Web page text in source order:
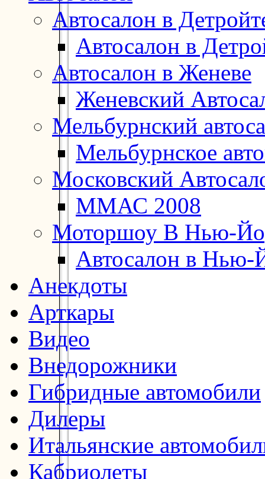
Автосалон в
Автосалон в
Автосалон в Женеве
Женевский
Мельбурнский
Мельбурнское
Московский
ММАС 2008
Моторшоу В Нью-
Автосалон в Нью-
Анекдоты
Арткары
Видео
Внедорожники
Гибридные автомобили
Дилеры
Итальянские
Кабриолеты